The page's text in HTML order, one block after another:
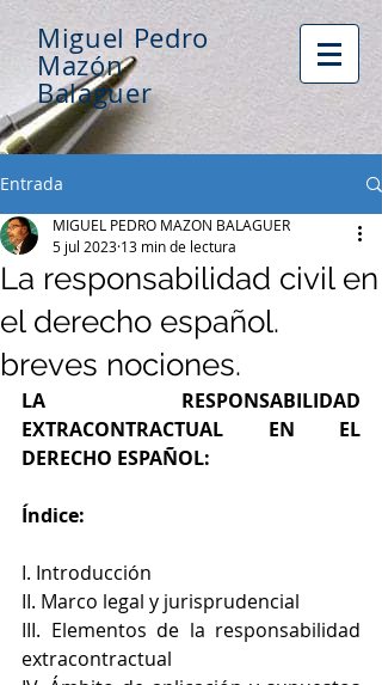
Miguel Pedro
Mazón
Balaguer
Entrada
La responsabilidad civil en
el derecho español.
breves nociones.
MIGUEL PEDRO MAZON BALAGUER
5 jul 2023 13 min de lectura
LA RESPONSABILIDAD
EXTRACONTRACTUAL EN EL
DERECHO ESPAÑOL:
Índice:
I. Introducción
II. Marco legal y jurisprudencial
III. Elementos de la responsabilidad
extracontractual